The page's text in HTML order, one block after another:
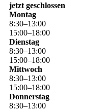
jetzt geschlossen
Montag
8:30–13:00
15:00–18:00
Dienstag
8:30–13:00
15:00–18:00
Mittwoch
8:30–13:00
15:00–18:00
Donnerstag
8:30–13:00